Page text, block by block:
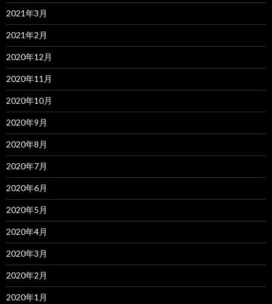
2021年3月
2021年2月
2020年12月
2020年11月
2020年10月
2020年9月
2020年8月
2020年7月
2020年6月
2020年5月
2020年4月
2020年3月
2020年2月
2020年1月